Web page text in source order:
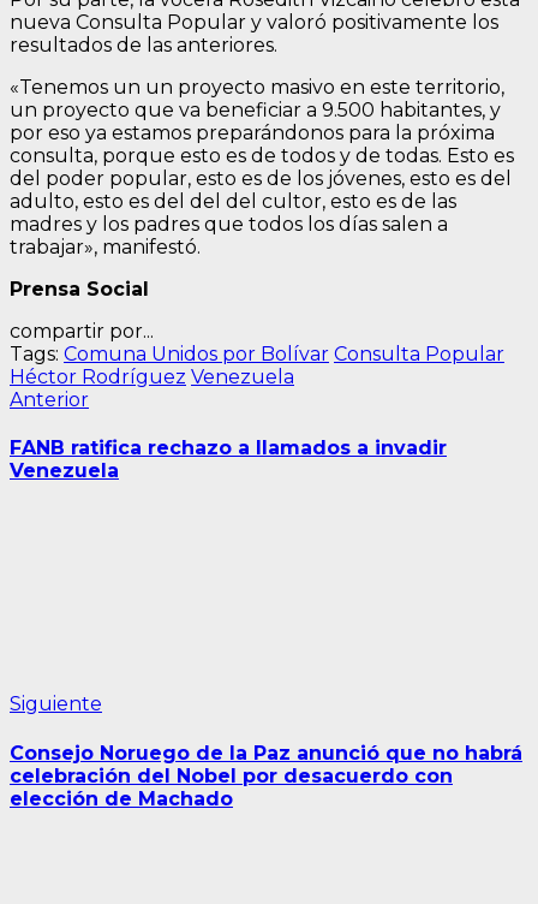
nueva Consulta Popular y valoró positivamente los
resultados de las anteriores.
«Tenemos un un proyecto masivo en este territorio,
un proyecto que va beneficiar a 9.500 habitantes, y
por eso ya estamos preparándonos para la próxima
consulta, porque esto es de todos y de todas. Esto es
del poder popular, esto es de los jóvenes, esto es del
adulto, esto es del del del cultor, esto es de las
madres y los padres que todos los días salen a
trabajar», manifestó.
Prensa Social
compartir por...
Tags: Comuna Unidos por Bolívar Consulta Popular
Héctor Rodríguez Venezuela
Navegación
de
entradas
AnteriorEntrada
FANB ratifica rechazo a llamados a invadir
Venezuela
Siguiente
Consejo Noruego de la Paz anunció que no habrá
celebración del Nobel por desacuerdo con
elección de Machado